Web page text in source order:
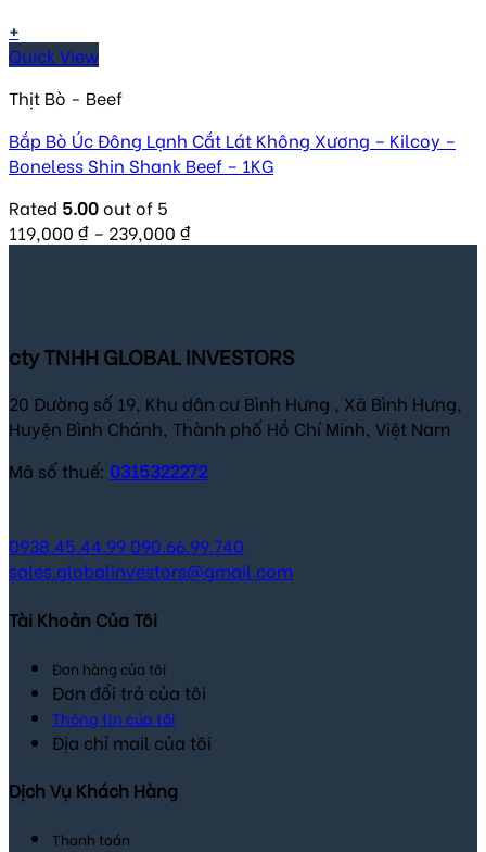
+
Quick View
Thịt Bò - Beef
Bắp Bò Úc Đông Lạnh Cắt Lát Không Xương – Kilcoy –
Boneless Shin Shank Beef – 1KG
Rated 5.00out of 5
119,000 ₫ – 239,000 ₫
cty TNHH GLOBAL INVESTORS
20 Đường số 19, Khu dân cư Bình Hưng , Xã Bình Hưng,
Huyện Bình Chánh, Thành phố Hồ Chí Minh, Việt Nam
Mã số thuế: 0315322272
0938.45.44.99090.66.99.740
sales.globalinvestors@gmail.com
Tài Khoản Của Tôi
Đơn hàng của tôi
Đơn đổi trả của tôi
Thông tin của tôi
Địa chỉ mail của tôi
Dịch Vụ Khách Hàng
Thanh toán